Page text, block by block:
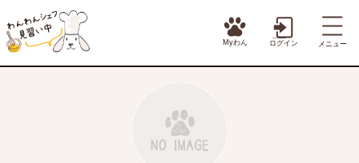
Myわん ログイン メニュー